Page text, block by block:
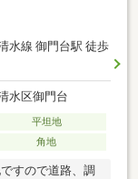
水線 御門台駅 徒歩
水区御門台
平坦地
角地
すので道路、調